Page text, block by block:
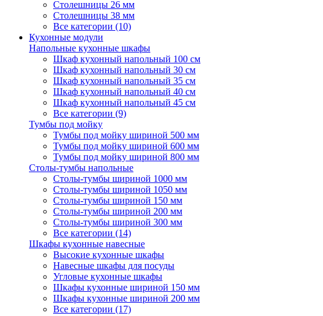
Столешницы 26 мм
Столешницы 38 мм
Все категории (10)
Кухонные модули
Напольные кухонные шкафы
Шкаф кухонный напольный 100 см
Шкаф кухонный напольный 30 см
Шкаф кухонный напольный 35 см
Шкаф кухонный напольный 40 см
Шкаф кухонный напольный 45 см
Все категории (9)
Тумбы под мойку
Тумбы под мойку шириной 500 мм
Тумбы под мойку шириной 600 мм
Тумбы под мойку шириной 800 мм
Столы-тумбы напольные
Столы-тумбы шириной 1000 мм
Столы-тумбы шириной 1050 мм
Столы-тумбы шириной 150 мм
Столы-тумбы шириной 200 мм
Столы-тумбы шириной 300 мм
Все категории (14)
Шкафы кухонные навесные
Высокие кухонные шкафы
Навесные шкафы для посуды
Угловые кухонные шкафы
Шкафы кухонные шириной 150 мм
Шкафы кухонные шириной 200 мм
Все категории (17)